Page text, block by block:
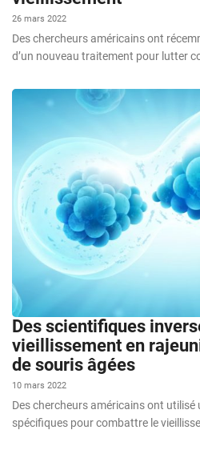
26 mars 2022
Des chercheurs américains ont
d’un nouveau traitement pour lutter
Des scientifiques
vieillissement en
de souris âgées
10 mars 2022
Des chercheurs américains ont utilisé
spécifiques pour combattre le